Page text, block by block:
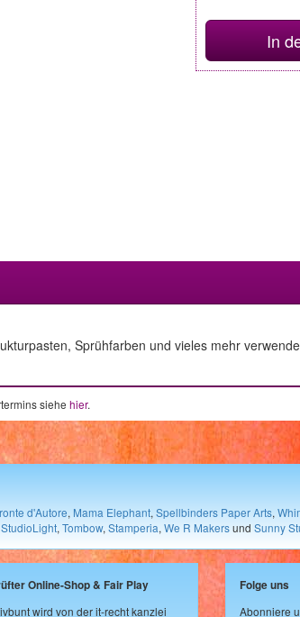
In
Sprühfarben und vieles mehr
siehe hier.
d'Autore, Mama Elephant, Spellbinders Paper Arts,
StudioLight, Tombow, Stamperia, We R Makersund Sunny
Online-Shop & Fair Play
wird von der it-recht kanzlei
Folge uns
Abonniere